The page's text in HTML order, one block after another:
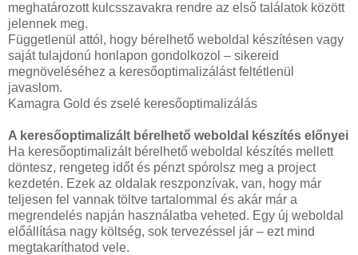
meghatározott kulcsszavakra rendre az első találatok között
jelennek meg.
Függetlenül attól, hogy bérelhető weboldal készítésen vagy
saját tulajdonú honlapon gondolkozol – sikereid
megnöveléséhez a keresőoptimalizálást feltétlenül
javaslom.
Kamagra Gold és zselé keresőoptimalizálás
A keresőoptimalizált bérelhető weboldal készítés előnyei
Ha keresőoptimalizált bérelhető weboldal készítés mellett
döntesz, rengeteg időt és pénzt spórolsz meg a project
kezdetén. Ezek az oldalak reszponzívak, van, hogy már
teljesen fel vannak töltve tartalommal és akár már a
megrendelés napján használatba veheted. Egy új weboldal
előállítása nagy költség, sok tervezéssel jár – ezt mind
megtakaríthatod vele.